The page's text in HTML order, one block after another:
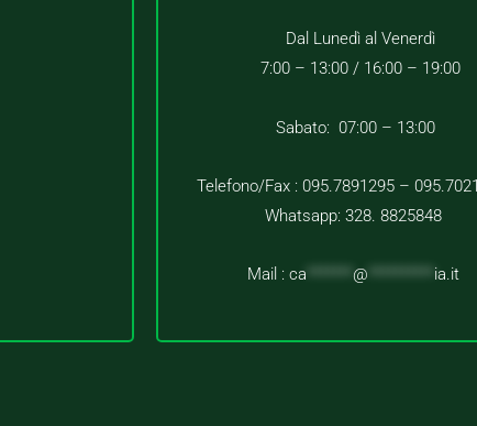
Dal Lunedì al
7:00 – 13:00 / 16:00 – 19:00
Sabato: 07:00 – 13:00
Telefono/Fax : 095.7891295 –
Whatsapp: 328. 8825848
Mail :ca *******@ ia.it